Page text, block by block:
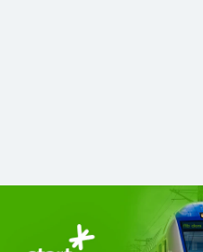
Start Unterelbe
Ab August 2026 ist Start